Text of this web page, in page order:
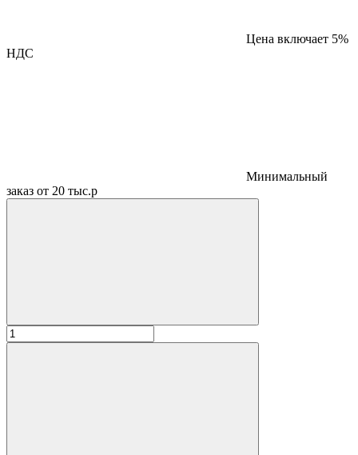
Цена включает 5%
НДС
Минимальный
заказ от 20 тыс.р